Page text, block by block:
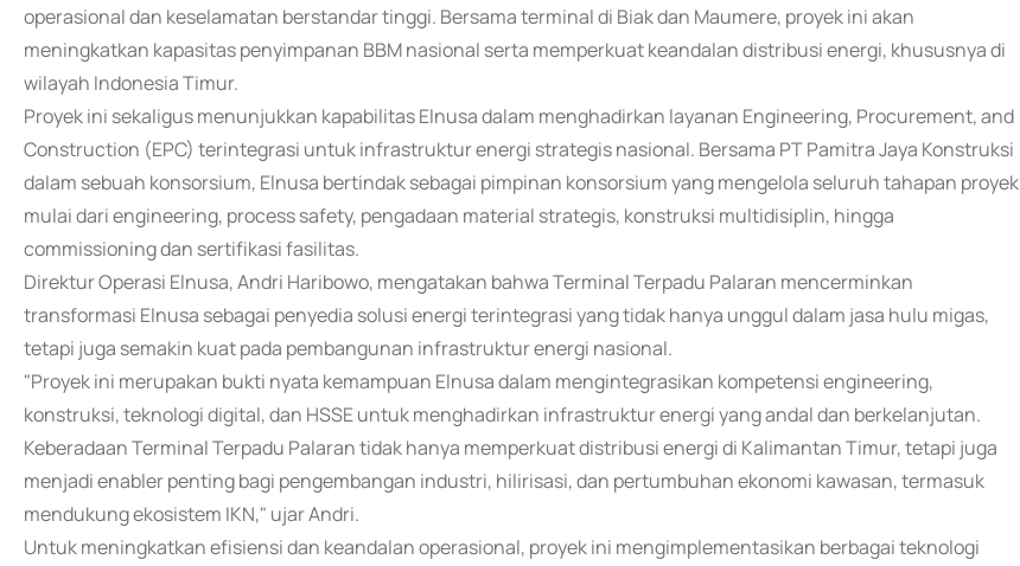
operasional dan keselamatan berstandar tinggi. Bersama terminal di Biak dan Maumere, proyek ini akan
meningkatkan kapasitas penyimpanan BBM nasional serta memperkuat keandalan distribusi energi, khususnya di
wilayah Indonesia Timur.
Proyek ini sekaligus menunjukkan kapabilitas Elnusa dalam menghadirkan layanan Engineering, Procurement, and
Construction (EPC) terintegrasi untuk infrastruktur energi strategis nasional. Bersama PT Pamitra Jaya Konstruksi
dalam sebuah konsorsium, Elnusa bertindak sebagai pimpinan konsorsium yang mengelola seluruh tahapan proyek
mulai dari engineering, process safety, pengadaan material strategis, konstruksi multidisiplin, hingga
commissioning dan sertifikasi fasilitas.
Direktur Operasi Elnusa, Andri Haribowo, mengatakan bahwa Terminal Terpadu Palaran mencerminkan
transformasi Elnusa sebagai penyedia solusi energi terintegrasi yang tidak hanya unggul dalam jasa hulu migas,
tetapi juga semakin kuat pada pembangunan infrastruktur energi nasional.
"Proyek ini merupakan bukti nyata kemampuan Elnusa dalam mengintegrasikan kompetensi engineering,
konstruksi, teknologi digital, dan HSSE untuk menghadirkan infrastruktur energi yang andal dan berkelanjutan.
Keberadaan Terminal Terpadu Palaran tidak hanya memperkuat distribusi energi di Kalimantan Timur, tetapi juga
menjadi enabler penting bagi pengembangan industri, hilirisasi, dan pertumbuhan ekonomi kawasan, termasuk
mendukung ekosistem IKN," ujar Andri.
Untuk meningkatkan efisiensi dan keandalan operasional, proyek ini mengimplementasikan berbagai teknologi